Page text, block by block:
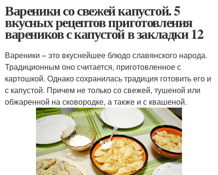
Вареники со свежей капустой. 5
вкусных рецептов приготовления
вареников с капустой в закладки 12
Вареники – это вкуснейшее блюдо славянского народа.
Традиционным оно считается, приготовленное с
картошкой. Однако сохранилась традиция готовить его и
с капустой. Причем не только со свежей, тушеной или
обжаренной на сковородке, а также и с квашеной.